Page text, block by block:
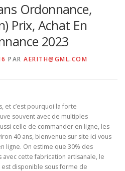
Ordonnance,
Prix, Achat En
2023
PAR AERITH@GML.COM
et c’est pourquoi la forte
souvent avec de multiples
celle de commander en ligne, les
40 ans, bienvenue sur site ici vous
ligne. On estime que 30% des
cette fabrication artisanale, le
disponible sous forme de